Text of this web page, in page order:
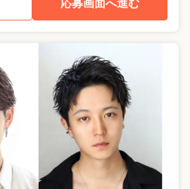
応募画面へ進む